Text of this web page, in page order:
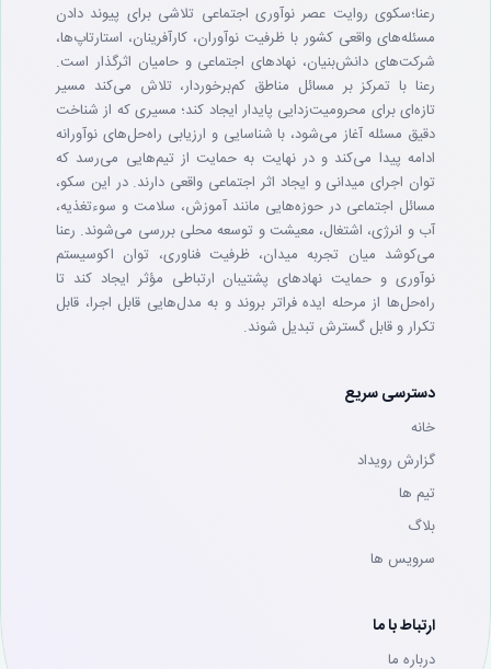
رعنا؛سکوی روایت عصر نوآوری اجتماعی تلاشی برای پیوند دادن
مسئله‌های واقعی کشور با ظرفیت نوآوران، کارآفرینان، استارتاپ‌ها،
شرکت‌های دانش‌بنیان، نهادهای اجتماعی و حامیان اثرگذار است.
رعنا با تمرکز بر مسائل مناطق کم‌برخوردار، تلاش می‌کند مسیر
تازه‌ای برای محرومیت‌زدایی پایدار ایجاد کند؛ مسیری که از شناخت
دقیق مسئله آغاز می‌شود، با شناسایی و ارزیابی راه‌حل‌های نوآورانه
ادامه پیدا می‌کند و در نهایت به حمایت از تیم‌هایی می‌رسد که
توان اجرای میدانی و ایجاد اثر اجتماعی واقعی دارند. در این سکو،
مسائل اجتماعی در حوزه‌هایی مانند آموزش، سلامت و سوءتغذیه،
آب و انرژی، اشتغال، معیشت و توسعه محلی بررسی می‌شوند. رعنا
می‌کوشد میان تجربه میدان، ظرفیت فناوری، توان اکوسیستم
نوآوری و حمایت نهادهای پشتیبان ارتباطی مؤثر ایجاد کند تا
راه‌حل‌ها از مرحله ایده فراتر بروند و به مدل‌هایی قابل اجرا، قابل
تکرار و قابل گسترش تبدیل شوند.
دسترسی سریع
خانه
گزارش رویداد
تيم ها
بلاگ
سرويس ها
ارتباط با ما
درباره ما